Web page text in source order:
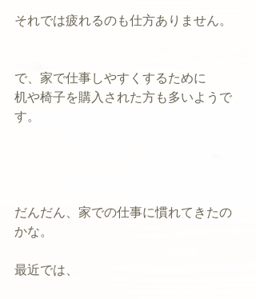
それでは疲れるのも仕方ありません。
で、家で仕事しやすくするために
机や椅子を購入された方も多いようで
す。
だんだん、家での仕事に慣れてきたの
かな。
最近では、